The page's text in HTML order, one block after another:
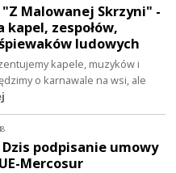
"Z Malowanej Skrzyni" -
zespołów,
ludowych
kapele, muzyków i
o karnawale na wsi, ale
Dzis podpisanie umowy
Mercosur